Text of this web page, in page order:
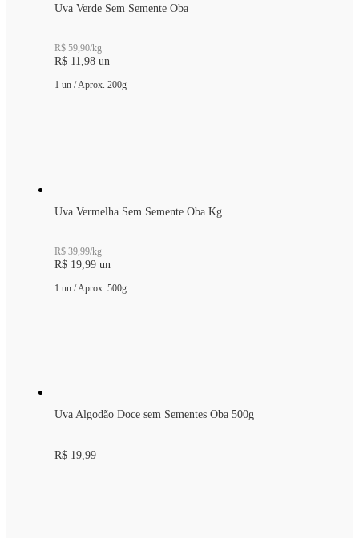
Uva Verde Sem Semente Oba
R$ 59,90/kg
R$ 11,98 un
1 un /Aprox. 200g
Uva Vermelha Sem Semente Oba Kg
R$ 39,99/kg
R$ 19,99 un
1 un /Aprox. 500g
Uva Algodão Doce sem Sementes Oba 500g
R$ 19,99